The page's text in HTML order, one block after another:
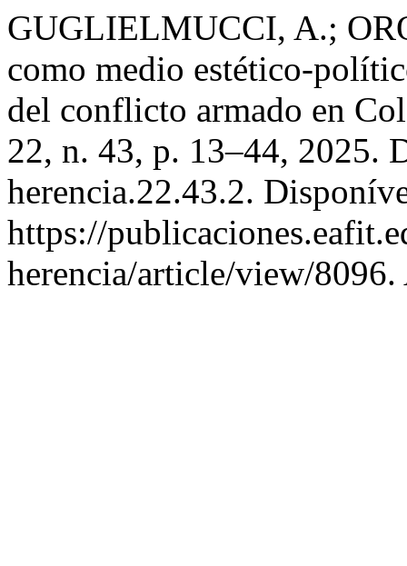
GUGLIELMUCCI, A.;
como medio estético-
del conflicto armado en
22, n. 43, p. 13–44, 2025.
herencia.22.43.2.
https://
herencia/article/view/8096.